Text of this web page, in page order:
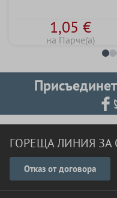
1,05 €
на Парче(а)
ГОРЕЩА ЛИНИЯ ЗА
Отказ от договора